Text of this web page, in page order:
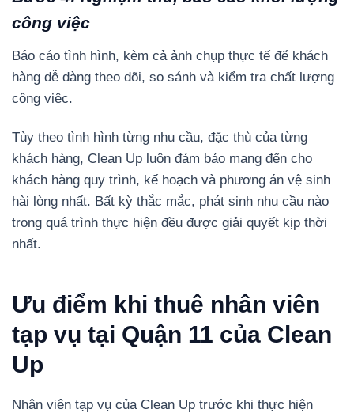
công việc
Báo cáo tình hình, kèm cả ảnh chụp thực tế để khách
hàng dễ dàng theo dõi, so sánh và kiểm tra chất lượng
công việc.
Tùy theo tình hình từng nhu cầu, đặc thù của từng
khách hàng, Clean Up luôn đảm bảo mang đến cho
khách hàng quy trình, kế hoạch và phương án vệ sinh
hài lòng nhất. Bất kỳ thắc mắc, phát sinh nhu cầu nào
trong quá trình thực hiện đều được giải quyết kịp thời
nhất.
Ưu điểm khi thuê nhân viên
tạp vụ tại Quận 11 của Clean
Up
Nhân viên tạp vụ của Clean Up trước khi thực hiện